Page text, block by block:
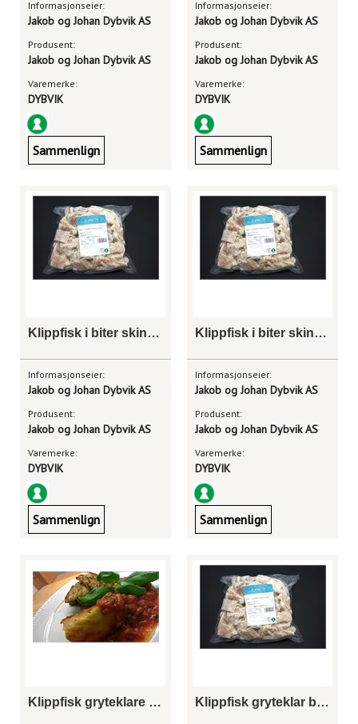
Informasjonseier:
Jakob og Johan Dybvik AS
Produsent:
Jakob og Johan Dybvik AS
Varemerke:
DYBVIK
Sammenlign
Informasjonseier:
Jakob og Johan Dybvik AS
Produsent:
Jakob og Johan Dybvik AS
Varemerke:
DYBVIK
Sammenlign
Klippfisk i biter skinn og benfri
Informasjonseier:
Jakob og Johan Dybvik AS
Produsent:
Jakob og Johan Dybvik AS
Varemerke:
DYBVIK
Sammenlign
Klippfisk i biter skinn og benfri
Informasjonseier:
Jakob og Johan Dybvik AS
Produsent:
Jakob og Johan Dybvik AS
Varemerke:
DYBVIK
Sammenlign
Klippfisk gryteklare serv.stykker Klippfisk gryteklar biter